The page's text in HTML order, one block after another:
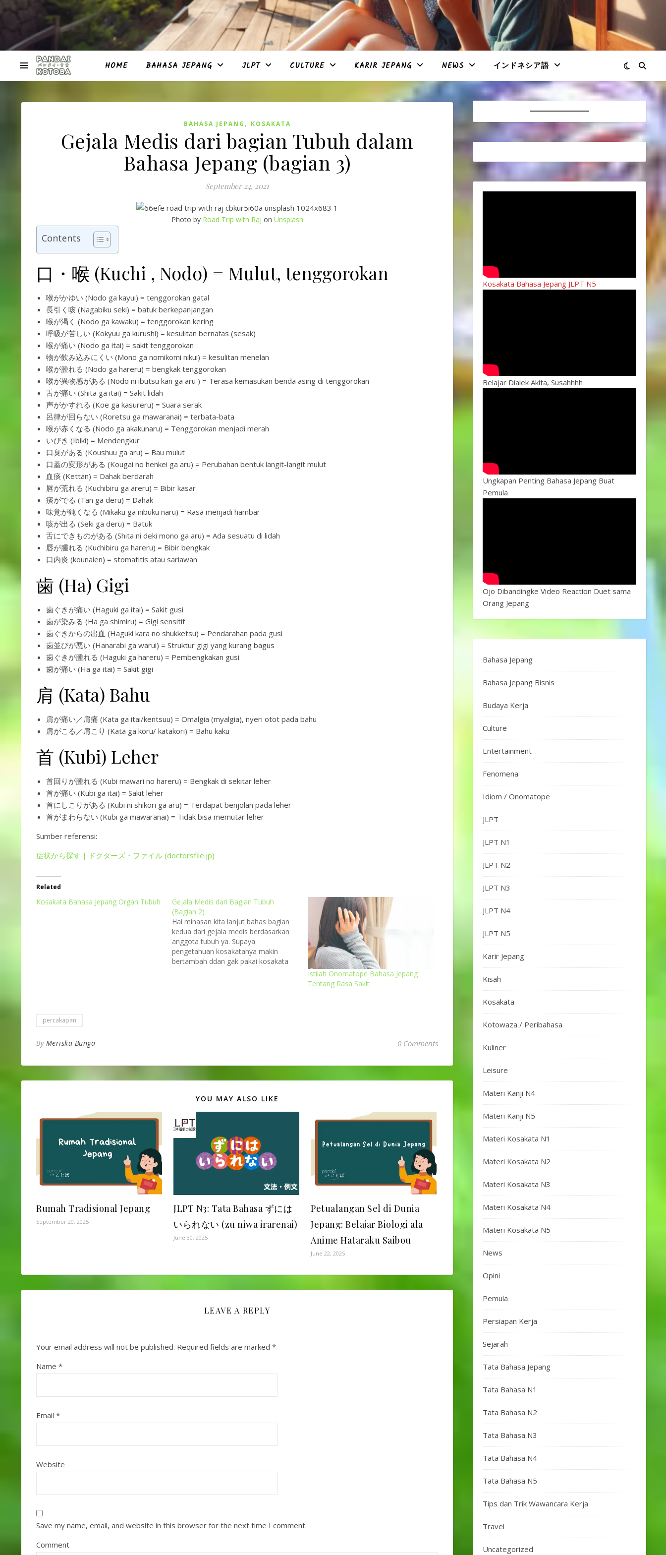
HOME BAHASA JEPANG JLPT CULTURE KARIR JEPANG NEWS インドネシア語
BAHASA JEPANG , KOSAKATA
Gejala Medis dari bagian Tubuh dalam
Bahasa Jepang (bagian 3)
September 24, 2021
Photo by Road Trip with Raj on Unsplash
Contents
口・喉 (Kuchi , Nodo) = Mulut, tenggorokan
喉がかゆい (Nodo ga kayui) = tenggorokan gatal
長引く咳 (Nagabiku seki) = batuk berkepanjangan
喉が渇く (Nodo ga kawaku) = tenggorokan kering
呼吸が苦しい (Kokyuu ga kurushi) = kesulitan bernafas (sesak)
喉が痛い (Nodo ga itai) = sakit tenggorokan
物が飲み込みにくい (Mono ga nomikomi nikui) = kesulitan menelan
喉が腫れる (Nodo ga hareru) = bengkak tenggorokan
喉が異物感がある (Nodo ni ibutsu kan ga aru ) = Terasa kemasukan benda asing di tenggorokan
舌が痛い (Shita ga itai) = Sakit lidah
声がかすれる (Koe ga kasureru) = Suara serak
呂律が回らない (Roretsu ga mawaranai) = terbata-bata
喉が赤くなる (Nodo ga akakunaru) = Tenggorokan menjadi merah
いびき (Ibiki) = Mendengkur
口臭がある (Koushuu ga aru) = Bau mulut
口蓋の変形がある (Kougai no henkei ga aru) = Perubahan bentuk langit-langit mulut
血痰 (Kettan) = Dahak berdarah
唇が荒れる (Kuchibiru ga areru) = Bibir kasar
痰がでる (Tan ga deru) = Dahak
味覚が鈍くなる (Mikaku ga nibuku naru) = Rasa menjadi hambar
咳が出る (Seki ga deru) = Batuk
舌にできものがある (Shita ni deki mono ga aru) = Ada sesuatu di lidah
唇が腫れる (Kuchibiru ga hareru) = Bibir bengkak
口内炎 (kounaien) = stomatitis atau sariawan
歯 (Ha) Gigi
歯ぐきが痛い (Haguki ga itai) = Sakit gusi
歯が染みる (Ha ga shimiru) = Gigi sensitif
歯ぐきからの出血 (Haguki kara no shukketsu) = Pendarahan pada gusi
歯並びが悪い (Hanarabi ga warui) = Struktur gigi yang kurang bagus
歯ぐきが腫れる (Haguki ga hareru) = Pembengkakan gusi
歯が痛い (Ha ga itai) = Sakit gigi
肩 (Kata) Bahu
肩が痛い／肩痛 (Kata ga itai/kentsuu) = Omalgia (myalgia), nyeri otot pada bahu
肩がこる／肩こり (Kata ga koru/ katakori) = Bahu kaku
首 (Kubi) Leher
首回りが腫れる (Kubi mawari no hareru) = Bengkak di sekitar leher
首が痛い (Kubi ga itai) = Sakit leher
首にしこりがある (Kubi ni shikori ga aru) = Terdapat benjolan pada leher
首がまわらない (Kubi ga mawaranai) = Tidak bisa memutar leher
Sumber referensi:
症状から探す｜ドクターズ・ファイル (doctorsfile.jp)
Related
Kosakata Bahasa Jepang Organ Tubuh
Gejala Medis dari Bagian Tubuh
(Bagian 2)
Hai minasan kita lanjut bahas bagian
kedua dari gejala medis berdasarkan
anggota tubuh ya. Supaya
pengetahuan kosakatanya makin
bertambah ddan gak pakai kosakata
Istilah Onomatope Bahasa Jepang
Tentang Rasa Sakit
percakapan
By Meriska Bunga 0 Comments
YOU MAY ALSO LIKE
Rumah Tradisional Jepang
September 20, 2025
JLPT N3: Tata Bahasa ずには
いられない (zu niwa irarenai)
June 30, 2025
Petualangan Sel di Dunia
Jepang: Belajar Biologi ala
Anime Hataraku Saibou
June 22, 2025
LEAVE A REPLY
Your email address will not be published. Required fields are marked *
Name *
Email *
Website
Save my name, email, and website in this browser for the next time I comment.
Comment
Kosakata Bahasa Jepang JLPT N5
Belajar Dialek Akita, Susahhhh
Ungkapan Penting Bahasa Jepang Buat
Pemula
Ojo Dibandingke Video Reaction Duet sama
Orang Jepang
Bahasa Jepang
Bahasa Jepang Bisnis
Budaya Kerja
Culture
Entertainment
Fenomena
Idiom / Onomatope
JLPT
JLPT N1
JLPT N2
JLPT N3
JLPT N4
JLPT N5
Karir Jepang
Kisah
Kosakata
Kotowaza / Peribahasa
Kuliner
Leisure
Materi Kanji N4
Materi Kanji N5
Materi Kosakata N1
Materi Kosakata N2
Materi Kosakata N3
Materi Kosakata N4
Materi Kosakata N5
News
Opini
Pemula
Persiapan Kerja
Sejarah
Tata Bahasa Jepang
Tata Bahasa N1
Tata Bahasa N2
Tata Bahasa N3
Tata Bahasa N4
Tata Bahasa N5
Tips dan Trik Wawancara Kerja
Travel
Uncategorized